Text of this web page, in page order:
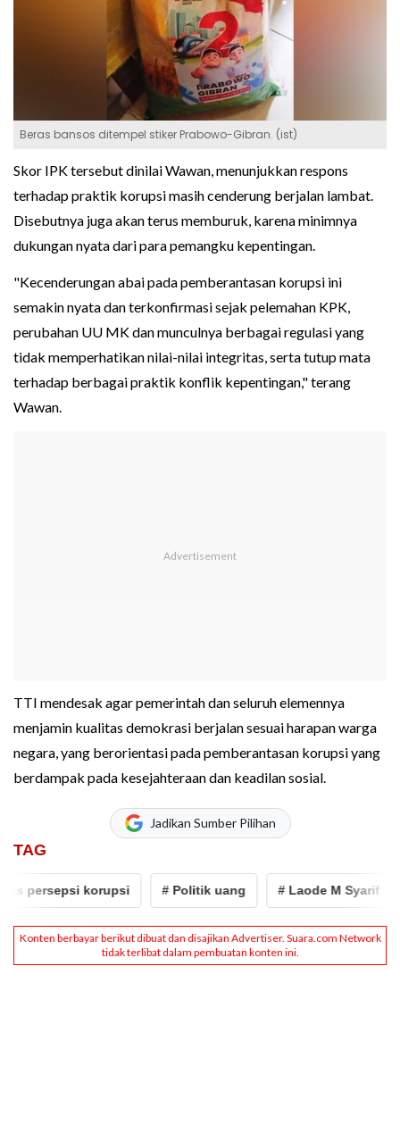
Beras bansos ditempel stiker Prabowo-Gibran. (ist)
Skor IPK tersebut dinilai Wawan, menunjukkan respons
terhadap praktik korupsi masih cenderung berjalan lambat.
Disebutnya juga akan terus memburuk, karena minimnya
dukungan nyata dari para pemangku kepentingan.
"Kecenderungan abai pada pemberantasan korupsi ini
semakin nyata dan terkonfirmasi sejak pelemahan KPK,
perubahan UU MK dan munculnya berbagai regulasi yang
tidak memperhatikan nilai-nilai integritas, serta tutup mata
terhadap berbagai praktik konflik kepentingan," terang
Wawan.
TTI mendesak agar pemerintah dan seluruh elemennya
menjamin kualitas demokrasi berjalan sesuai harapan warga
negara, yang berorientasi pada pemberantasan korupsi yang
berdampak pada kesejahteraan dan keadilan sosial.
Jadikan Sumber Pilihan
TAG
persepsi korupsi # Politik uang # Laode M Syarif